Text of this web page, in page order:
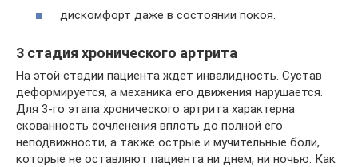
дискомфорт даже в состоянии покоя.
3 стадия хронического артрита
На этой стадии пациента ждет инвалидность. Сустав
деформируется, а механика его движения нарушается.
Для 3-го этапа хронического артрита характерна
скованность сочленения вплоть до полной его
неподвижности, а также острые и мучительные боли,
которые не оставляют пациента ни днем, ни ночью. Как